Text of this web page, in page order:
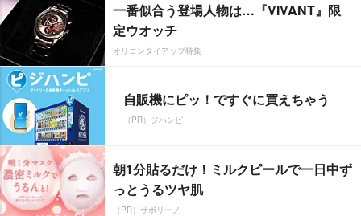
一番似合う登場人物は…『VIVANT』限
定ウオッチ
オリコンタイアップ特集
自販機にピッ！ですぐに買えちゃう
（PR）ジハンピ
朝1分貼るだけ！ミルクピールで一日中ず
っとうるツヤ肌
（PR）サボリーノ